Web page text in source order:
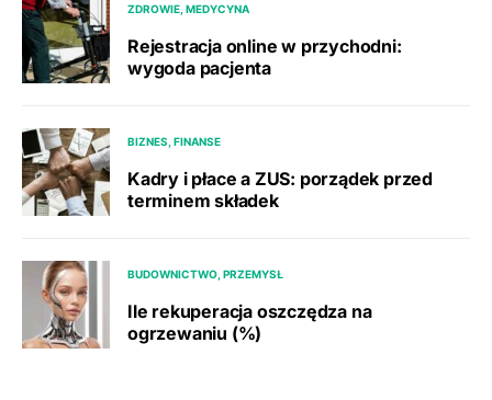
ZDROWIE, MEDYCYNA
Rejestracja online w przychodni:
wygoda pacjenta
BIZNES, FINANSE
Kadry i płace a ZUS: porządek przed
terminem składek
BUDOWNICTWO, PRZEMYSŁ
Ile rekuperacja oszczędza na
ogrzewaniu (%)